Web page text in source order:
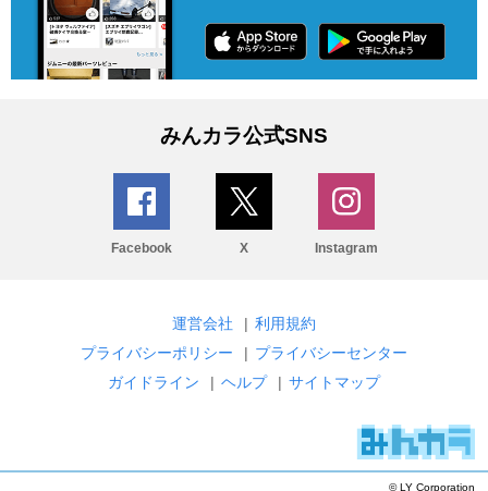
みんカラ公式SNS
Facebook X Instagram
運営会社 | 利用規約
プライバシーポリシー
| プライバシーセンター
ガイドライン
| ヘルプ | サイトマップ
© LY Corporation